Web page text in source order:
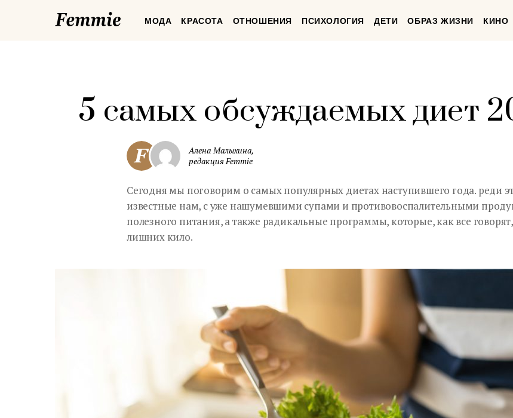
FemmieМОДА КРАСОТА ОТНОШЕНИЯ ПСИХОЛОГИЯ ДЕТИ ОБРАЗ ЖИЗНИ КИНО
5 самых обсуждаемых диет
Алена Малыхина,
редакция Femmie
Сегодня мы поговорим о самых популярных диетах наступившего года. реди
известные нам, с уже нашумевшими супами и противовоспалительными
полезного питания, а также радикальные программы, которые, как все
лишних кило.